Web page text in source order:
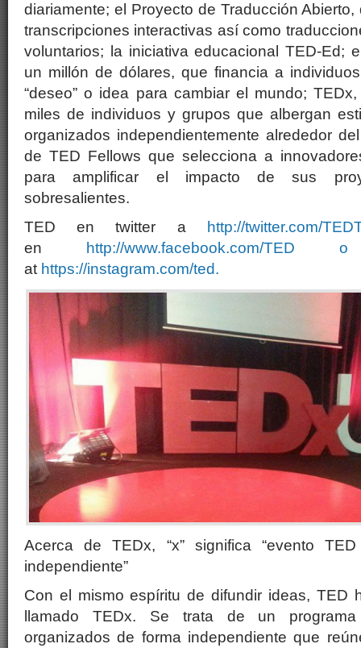
diariamente; el Proyecto de Traducción
transcripciones interactivas así como
voluntarios; la iniciativa educacional TED-Ed;
un millón de dólares, que financia a
“deseo” o idea para cambiar el mundo;
miles de individuos y grupos que albergan
organizados independientemente alrededor
de TED Fellows que selecciona a
para amplificar el impacto de sus
sobresalientes.
TED en twitter a http://twitter.com/
en
http://www.facebook.com/
at https://instagram.com/ted.
Acerca de TEDx, “x” significa “evento
independiente”
Con el mismo espíritu de difundir ideas, TED
llamado TEDx. Se trata de un
organizados de forma independiente que